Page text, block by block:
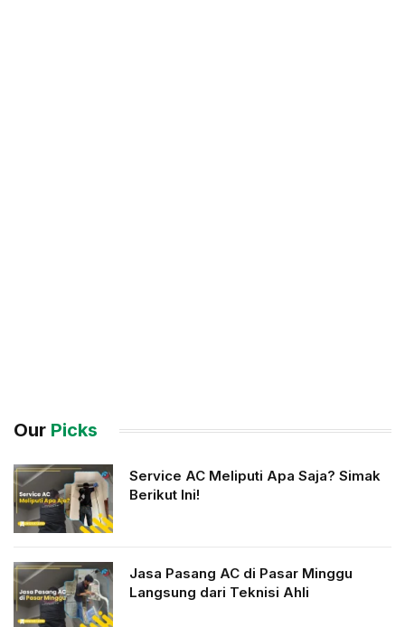
Our Picks
Service AC Meliputi Apa Saja? Simak
Berikut Ini!
Jasa Pasang AC di Pasar Minggu
Langsung dari Teknisi Ahli